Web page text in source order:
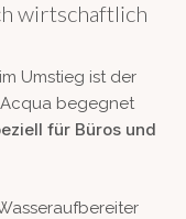
wirtschaftlich
Umstieg ist der
begegnet
für Büros und